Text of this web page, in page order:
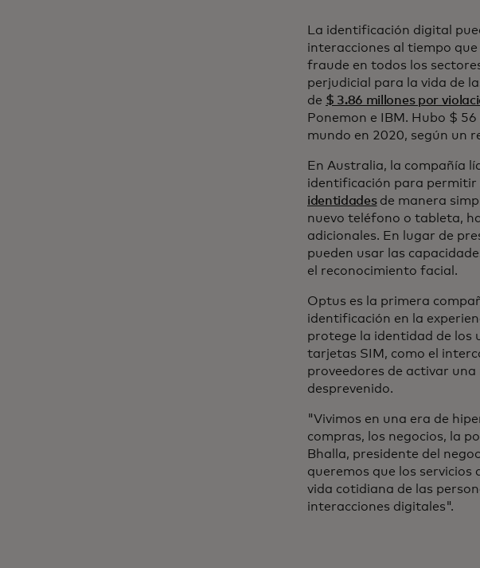
La identificación digital
interacciones al tiempo que
fraude en todos los
perjudicial para la vida de
de $ 3.86 millones por
Ponemon e IBM. Hubo $
mundo en 2020, según un
En Australia, la compañía
identificación para permitir
identidadesde manera
nuevo teléfono o tableta,
adicionales. En lugar de
pueden usar las
el reconocimiento facial.
Optus es la primera
identificación en la
protege la identidad de los
tarjetas SIM, como el
proveedores de activar
desprevenido.
"Vivimos en una era de
compras, los negocios, la
Bhalla, presidente del
queremos que los servicios
vida cotidiana de las
interacciones digitales".